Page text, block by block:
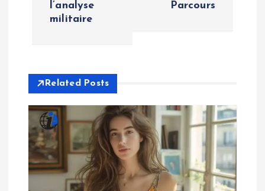
g
a
t
l’analyse
militaire
Parcours
Related Posts